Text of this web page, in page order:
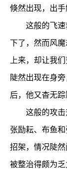
倏然出现，出手
这般的飞速
下了，然而风
上来，却让我
陡然出现在身
后，他又杳无
这般的攻击
张励耘、布鱼
招架，情况陡
被整治得颇为